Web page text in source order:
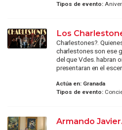
Tipos de evento:
Los
Charlestones?.
charlestones son ese
del que Vdes. habran
presentaran en el
Actúa en: Granada
Tipos de evento:
Armando